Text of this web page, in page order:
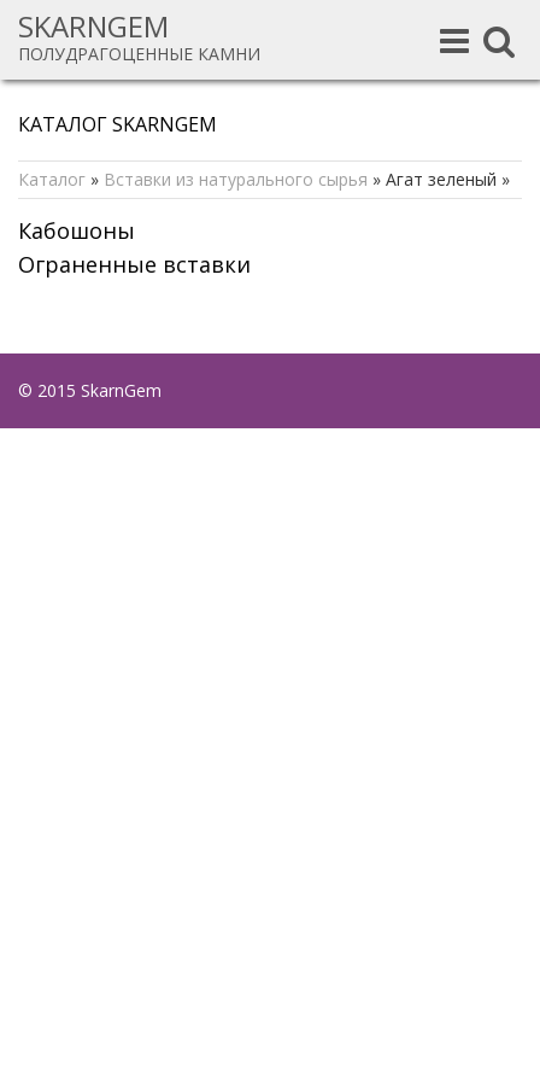
SKARNGEM
ПОЛУДРАГОЦЕННЫЕ КАМНИ
Toggle
Toggle
navigation
КАТАЛОГ SKARNGEM
Каталог » Вставки из натурального сырья » Агат зеленый »
Кабошоны
Ограненные вставки
© 2015 SkarnGem